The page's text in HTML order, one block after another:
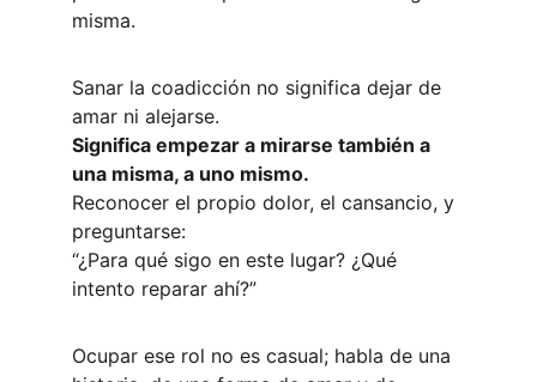
misma.
Sanar la coadicción no significa dejar de
amar ni alejarse.
Significa empezar a mirarse también a
una misma, a uno mismo.
Reconocer el propio dolor, el cansancio, y
preguntarse:
“¿Para qué sigo en este lugar? ¿Qué
intento reparar ahí?”
Ocupar ese rol no es casual; habla de una